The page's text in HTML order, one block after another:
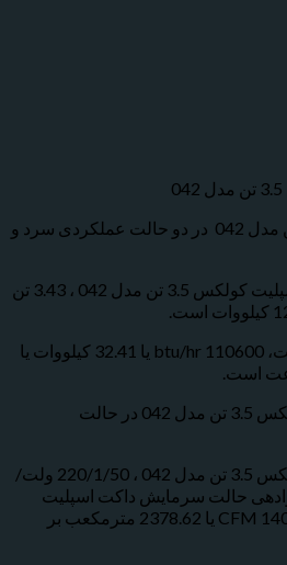
داکت اسپلیت کولکس 3.5 تن مدل 042 در دو حالت عملکردی سرد و
ظرفیت برودتی کل داکت اسپلیت کولکس 3.5 تن مدل 042 ، 3.43 تن
ظرفیت حرارتی داکت اسپلیت، 110600 btu/hr یا 32.41 کیلووات یا
رده انرژی داکت اسپلیت کولکس 3.5 تن مدل 042 در حالت
منبع تغذیه داکت اسپلیت کولکس 3.5 تن مدل 042 ، 220/1/50 ولت/
سرمایش داکت اسپلیت
کولکس 3.5 تن مدل 042 ، 1400 CFM یا 2378.62 مترمکعب بر